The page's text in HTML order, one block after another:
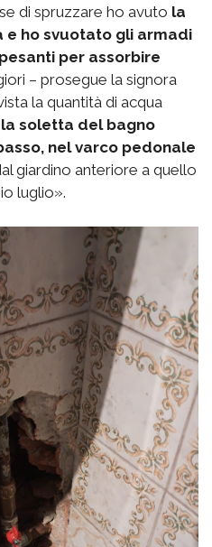
di spruzzare ho avuto la
e ho svuotato gli armadi
per assorbire
– prosegue la signora
la quantità di acqua
la soletta del bagno
nel varco pedonale
giardino anteriore a quello
luglio».